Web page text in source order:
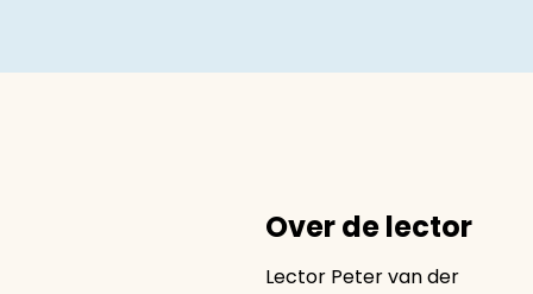
Over de lector
Lector Peter van der